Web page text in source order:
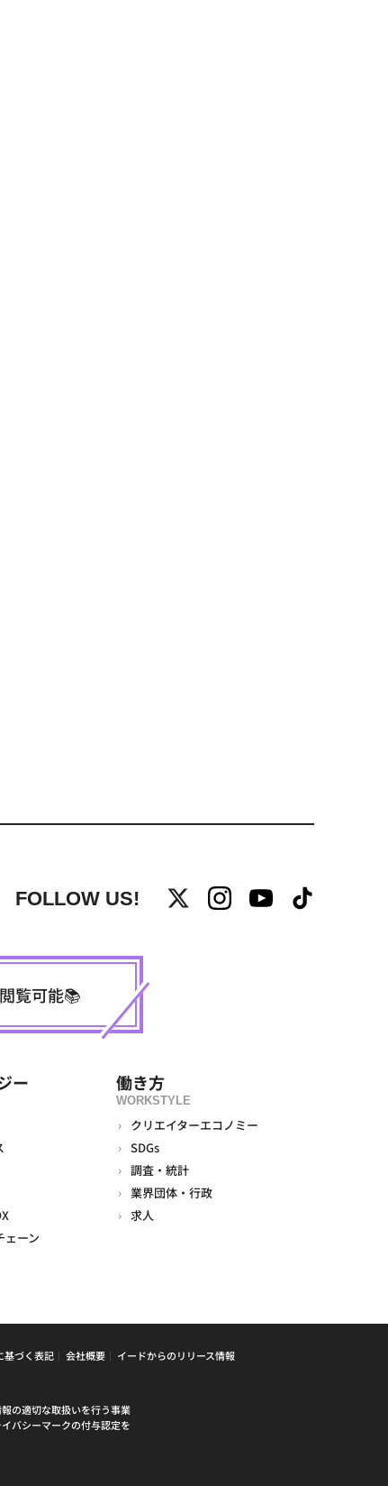
FOLLOW US!
覧可能📚
ー
ェーン
働き方
WORKSTYLE
クリエイターエコノミー
SDGs
調査・統計
業界団体・行政
求人
基づく表記 会社概要 イードからのリリース情報
の適切な取扱いを行う事業
バシーマークの付与認定を